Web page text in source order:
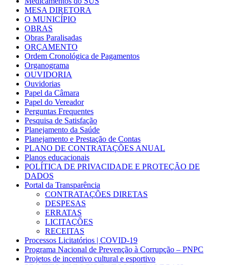
MESA DIRETORA
O MUNICÍPIO
OBRAS
Obras Paralisadas
ORÇAMENTO
Ordem Cronológica de Pagamentos
Organograma
OUVIDORIA
Ouvidorias
Papel da Câmara
Papel do Vereador
Perguntas Frequentes
Pesquisa de Satisfação
Planejamento da Saúde
Planejamento e Prestação de Contas
PLANO DE CONTRATAÇÕES ANUAL
Planos educacionais
POLÍTICA DE PRIVACIDADE E PROTEÇÃO DE
DADOS
Portal da Transparência
CONTRATAÇÕES DIRETAS
DESPESAS
ERRATAS
LICITAÇÕES
RECEITAS
Processos Licitatórios | COVID-19
Programa Nacional de Prevenção à Corrupção – PNPC
Projetos de incentivo cultural e esportivo